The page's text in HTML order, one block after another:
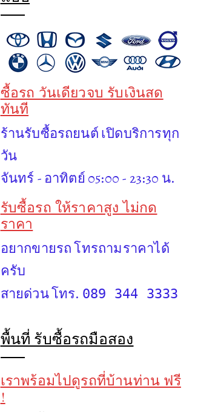
ซื้อรถ วันเดียวจบ รับเงินสด
ทันที
ร้านรับซื้อรถยนต์ เปิดบริการทุก
วัน
จันทร์ - อาทิตย์ 05:00 - 23:30 น.
รับซื้อรถ ให้ราคาสูง ไม่กด
ราคา
อยากขายรถ โทรถามราคาได้
ครับ
สายด่วน โทร. 089 344 3333
พื้นที่ รับซื้อรถมือสอง
เราพร้อมไปดูรถที่บ้านท่าน ฟรี
!